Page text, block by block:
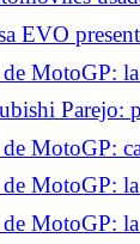
de
EVO
seguridad.
MotoGP:
muy
lento
Parejo:
de una
MotoGP:
MotoGP:
MotoGP: